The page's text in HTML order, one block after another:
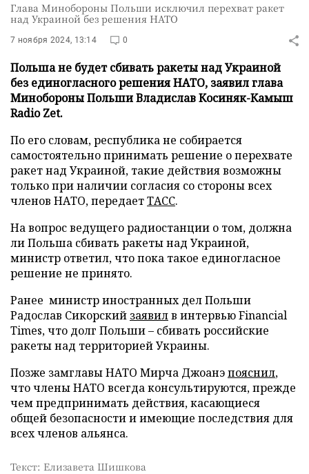
Глава Минобороны Польши исключил перехват ракет
над Украиной без решения НАТО
7 ноября 2024, 13:14 0
Польша не будет сбивать ракеты над Украиной
без единогласного решения НАТО, заявил глава
Минобороны Польши Владислав Косиняк-Камыш
Radio Zet.
По его словам, республика не собирается
самостоятельно принимать решение о перехвате
ракет над Украиной, такие действия возможны
только при наличии согласия со стороны всех
членов НАТО, передаетТАСС.
На вопрос ведущего радиостанции о том, должна
ли Польша сбивать ракеты над Украиной,
министр ответил, что пока такое единогласное
решение не принято.
Ранее министр иностранных дел Польши
Радослав Сикорский заявилв интервью Financial
Times, что долг Польши – сбивать российские
ракеты над территорией Украины.
Позже замглавы НАТО Мирча Джоанэпояснил,
что члены НАТО всегда консультируются, прежде
чем предпринимать действия, касающиеся
общей безопасности и имеющие последствия для
всех членов альянса.
Текст: Елизавета Шишкова